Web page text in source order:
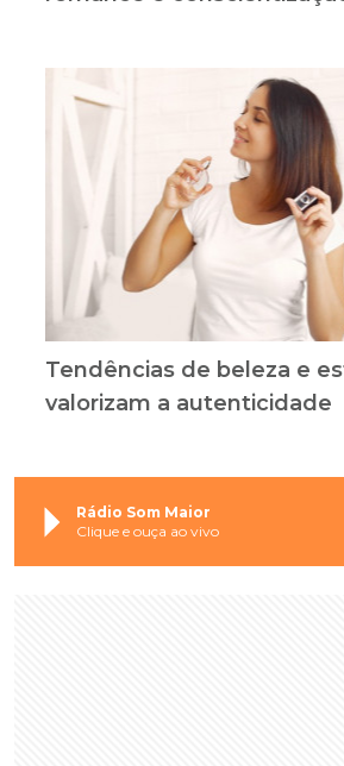
Tendências de beleza e
valorizam a autenticidade
Rádio Som Maior
Clique e ouça ao vivo